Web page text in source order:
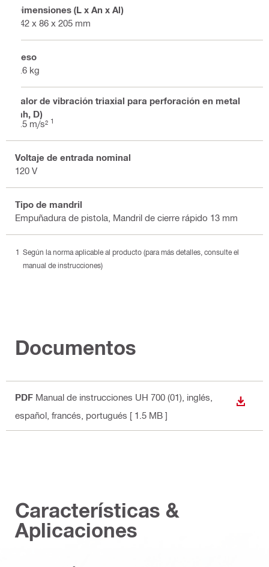
Dimensiones (L x An x Al)
342 x 86 x 205 mm
Peso
2.6 kg
Valor de vibración triaxial para perforación en metal
(ah, D)
2.5 m/s² 1
Voltaje de entrada nominal
120 V
Tipo de mandril
Empuñadura de pistola, Mandril de cierre rápido 13 mm
Según la norma aplicable al producto (para más detalles, consulte el
manual de instrucciones)
Documentos
PDF Manual de instrucciones UH 700 (01) , inglés,
español, francés, portugués [ 1.5 MB ]
Características &
Aplicaciones